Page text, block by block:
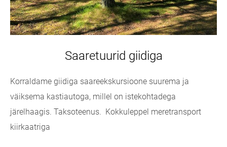
Saaretuurid giidiga
Korraldame giidiga saareekskursioone suurema ja
väiksema kastiautoga, millel on istekohtadega
järelhaagis. Taksoteenus. Kokkuleppel meretransport
kiirkaatriga